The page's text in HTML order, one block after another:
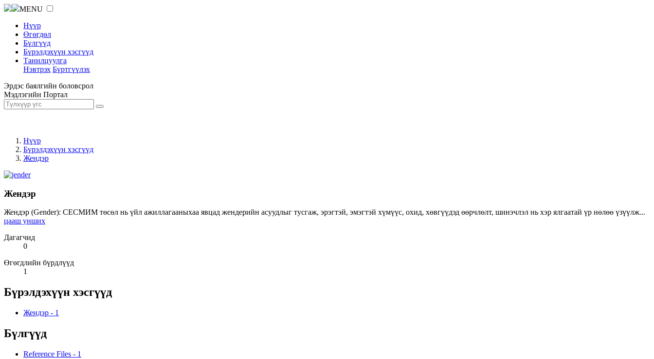
MENU
Нүүр
Өгөгдөл
Бүлгүүд
Бүрэлдэхүүн хэсгүүд
Танилцуулга
Нэвтрэх Бүртгүүлэх
Эрдэс баялгийн боловсрол
Мэдлэгийн Портал
Нүүр
Бүрэлдэхүүн хэсгүүд
Жендэр
Жендэр
Жендэр (Gender): СЕСМИМ төсөл нь үйл ажиллагааныхаа явцад жендерийн асуудлыг тусгаж, эрэгтэй, эмэгтэй хүмүүс, охид, хөвгүүдэд өөрчлөлт, шинэчлэл нь хэр ялгаатай үр нөлөө үзүүлж...
цааш унших
Дагагчид
0
Өгөгдлийн бүрдлүүд
1
Бүрэлдэхүүн хэсгүүд
Жендэр - 1
Бүлгүүд
Reference Files - 1